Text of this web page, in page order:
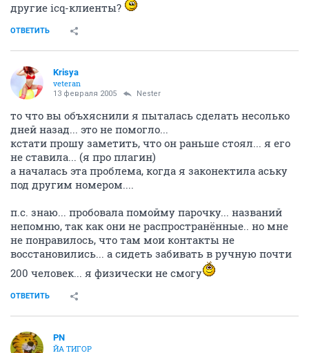
другие icq-клиенты?
ОТВЕТИТЬ
Krisya
veteran
13 февраля 2005 Nestеr
то что вы объхяснили я пыталась сделать несолько
дней назад... это не помогло...
кстати прошу заметить, что он раньше стоял... я его
не ставила... (я про плагин)
а началась эта проблема, когда я законектила аську
под другим номером....
п.с. знаю... пробовала помойму парочку... названий
непомню, так как они не распространённые.. но мне
не понравилось, что там мои контакты не
восстановились... а сидеть забивать в ручную почти
200 человек... я физически не смогу
ОТВЕТИТЬ
PN
ЙА ТИГОР